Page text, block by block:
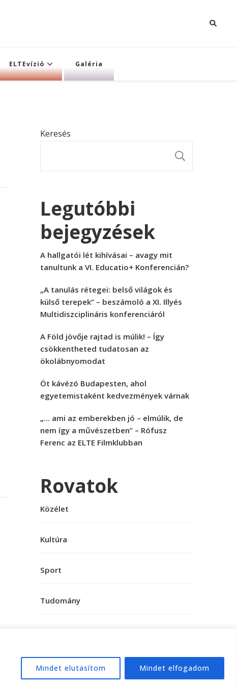
Mindet elutasítom Mindet elfogadom
ELTEvízió Galéria
Keresés
Legutóbbi
bejegyzések
A hallgatói lét kihívásai – avagy mit
tanultunk a VI. Educatio+ Konferencián?
„A tanulás rétegei: belső világok és
külső terepek” – beszámoló a XI. Illyés
Multidiszciplináris konferenciáról
A Föld jövője rajtad is múlik! – Így
csökkentheted tudatosan az
ökolábnyomodat
Öt kávézó Budapesten, ahol
egyetemistaként kedvezmények várnak
„… ami az emberekben jó – elmúlik, de
nem így a művészetben” – Rófusz
Ferenc az ELTE Filmklubban
Rovatok
Közélet
Kultúra
Sport
Tudomány
WordPress.